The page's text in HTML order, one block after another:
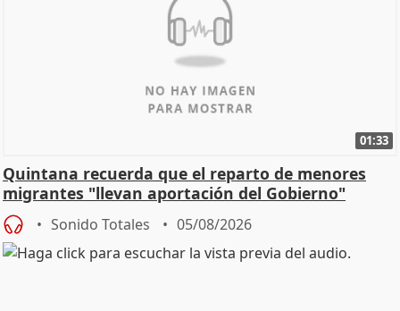
01:33
Quintana recuerda que el reparto de menores
migrantes "llevan aportación del Gobierno"
central
Sonido Totales 05/08/2026